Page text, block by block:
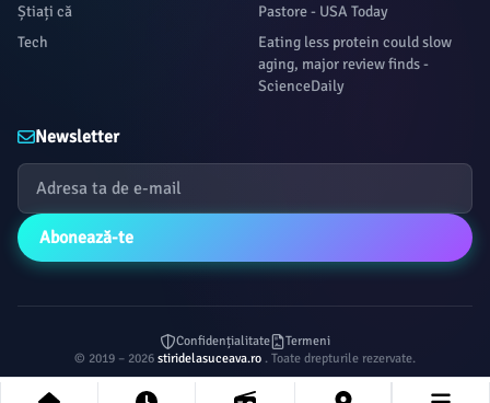
Știați că
Tech
Pastore - USA Today
Eating less protein could slow
aging, major review finds -
ScienceDaily
Newsletter
Abonează-te
Confidențialitate
Termeni
© 2019 – 2026 stiridelasuceava.ro . Toate drepturile rezervate.